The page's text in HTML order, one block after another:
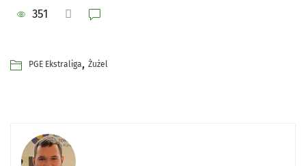
351
PGE Ekstraliga, Żużel